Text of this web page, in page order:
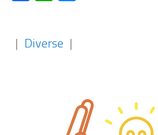
| Diverse |